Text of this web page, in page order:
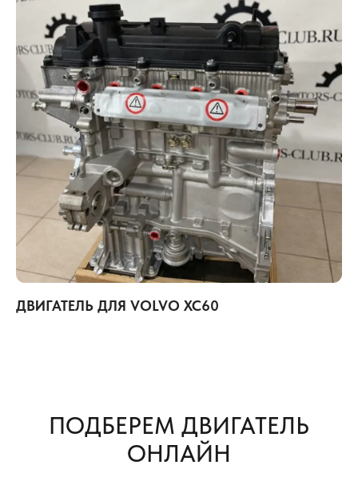
ДВИГАТЕЛЬ ДЛЯ VOLVO XC60
ПОДБЕРЕМ ДВИГАТЕЛЬ
ОНЛАЙН